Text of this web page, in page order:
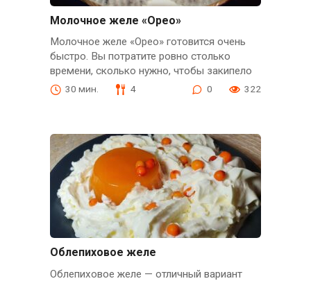
Молочное желе «Орео»
Молочное желе «Орео» готовится очень
быстро. Вы потратите ровно столько
времени, сколько нужно, чтобы закипело
30 мин. 4 0 322
Облепиховое желе
Облепиховое желе — отличный вариант